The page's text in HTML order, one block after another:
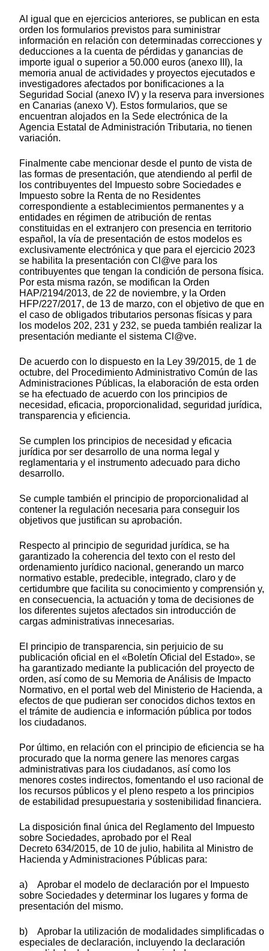
Al igual que en ejercicios anteriores, se publican en esta
orden los formularios previstos para suministrar
información en relación con determinadas correcciones y
deducciones a la cuenta de pérdidas y ganancias de
importe igual o superior a 50.000 euros (anexo III), la
memoria anual de actividades y proyectos ejecutados e
investigadores afectados por bonificaciones a la
Seguridad Social (anexo IV) y la reserva para inversiones
en Canarias (anexo V). Estos formularios, que se
encuentran alojados en la Sede electrónica de la
Agencia Estatal de Administración Tributaria, no tienen
variación.
Finalmente cabe mencionar desde el punto de vista de
las formas de presentación, que atendiendo al perfil de
los contribuyentes del Impuesto sobre Sociedades e
Impuesto sobre la Renta de no Residentes
correspondiente a establecimientos permanentes y a
entidades en régimen de atribución de rentas
constituidas en el extranjero con presencia en territorio
español, la vía de presentación de estos modelos es
exclusivamente electrónica y que para el ejercicio 2023
se habilita la presentación con Cl@ve para los
contribuyentes que tengan la condición de persona física.
Por esta misma razón, se modifican la Orden
HAP/2194/2013, de 22 de noviembre, y la Orden
HFP/227/2017, de 13 de marzo, con el objetivo de que en
el caso de obligados tributarios personas físicas y para
los modelos 202, 231 y 232, se pueda también realizar la
presentación mediante el sistema Cl@ve.
De acuerdo con lo dispuesto en la Ley 39/2015, de 1 de
octubre, del Procedimiento Administrativo Común de las
Administraciones Públicas, la elaboración de esta orden
se ha efectuado de acuerdo con los principios de
necesidad, eficacia, proporcionalidad, seguridad jurídica,
transparencia y eficiencia.
Se cumplen los principios de necesidad y eficacia
jurídica por ser desarrollo de una norma legal y
reglamentaria y el instrumento adecuado para dicho
desarrollo.
Se cumple también el principio de proporcionalidad al
contener la regulación necesaria para conseguir los
objetivos que justifican su aprobación.
Respecto al principio de seguridad jurídica, se ha
garantizado la coherencia del texto con el resto del
ordenamiento jurídico nacional, generando un marco
normativo estable, predecible, integrado, claro y de
certidumbre que facilita su conocimiento y comprensión y,
en consecuencia, la actuación y toma de decisiones de
los diferentes sujetos afectados sin introducción de
cargas administrativas innecesarias.
El principio de transparencia, sin perjuicio de su
publicación oficial en el «Boletín Oficial del Estado», se
ha garantizado mediante la publicación del proyecto de
orden, así como de su Memoria de Análisis de Impacto
Normativo, en el portal web del Ministerio de Hacienda, a
efectos de que pudieran ser conocidos dichos textos en
el trámite de audiencia e información pública por todos
los ciudadanos.
Por último, en relación con el principio de eficiencia se ha
procurado que la norma genere las menores cargas
administrativas para los ciudadanos, así como los
menores costes indirectos, fomentando el uso racional de
los recursos públicos y el pleno respeto a los principios
de estabilidad presupuestaria y sostenibilidad financiera.
La disposición final única del Reglamento del Impuesto
sobre Sociedades, aprobado por el Real
Decreto 634/2015, de 10 de julio, habilita al Ministro de
Hacienda y Administraciones Públicas para:
a) Aprobar el modelo de declaración por el Impuesto
sobre Sociedades y determinar los lugares y forma de
presentación del mismo.
b) Aprobar la utilización de modalidades simplificadas o
especiales de declaración, incluyendo la declaración